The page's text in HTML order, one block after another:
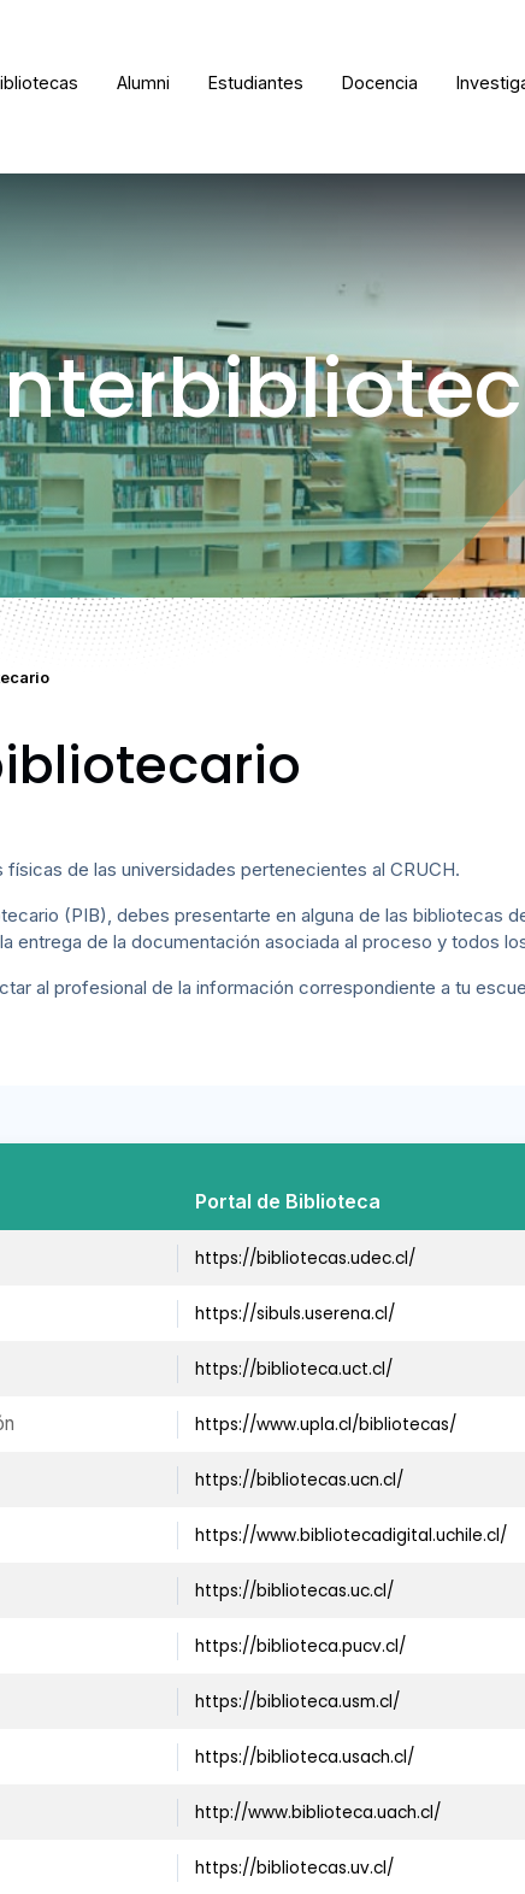
Alumni Estudiantes Docencia
de las universidades pertenecientes al CRUCH.
(PIB), debes presentarte en alguna de las bibliotecas
entrega de la documentación asociada al proceso y todos
al profesional de la información correspondiente a tu
Portal de Biblioteca
https://bibliotecas.udec.cl/
https://sibuls.userena.cl/
https://biblioteca.uct.cl/
https://www.upla.cl/bibliotecas/
https://bibliotecas.ucn.cl/
https://www.bibliotecadigital.uchile.cl/
https://bibliotecas.uc.cl/
https://biblioteca.pucv.cl/
https://biblioteca.usm.cl/
https://biblioteca.usach.cl/
http://www.biblioteca.uach.cl/
https://bibliotecas.uv.cl/